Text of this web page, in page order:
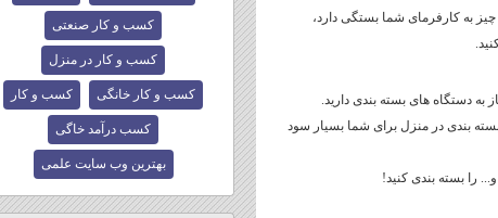
به کارفرمای شما بستگی دارد،
به دستگاه های بسته بندی دارید.
بندی در منزل برای شما بسیار سود
را بسته بندی کنید!
کسب و کار‌ صنعتی
کسب و کار‌ در منزل
کسب و کار‌ خانگی کسب و کار‌
کسب درآمد خاگی
بهترین وب سایت علمی